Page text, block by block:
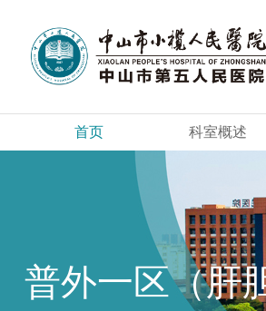
首页 科室概述
普外一区（肝